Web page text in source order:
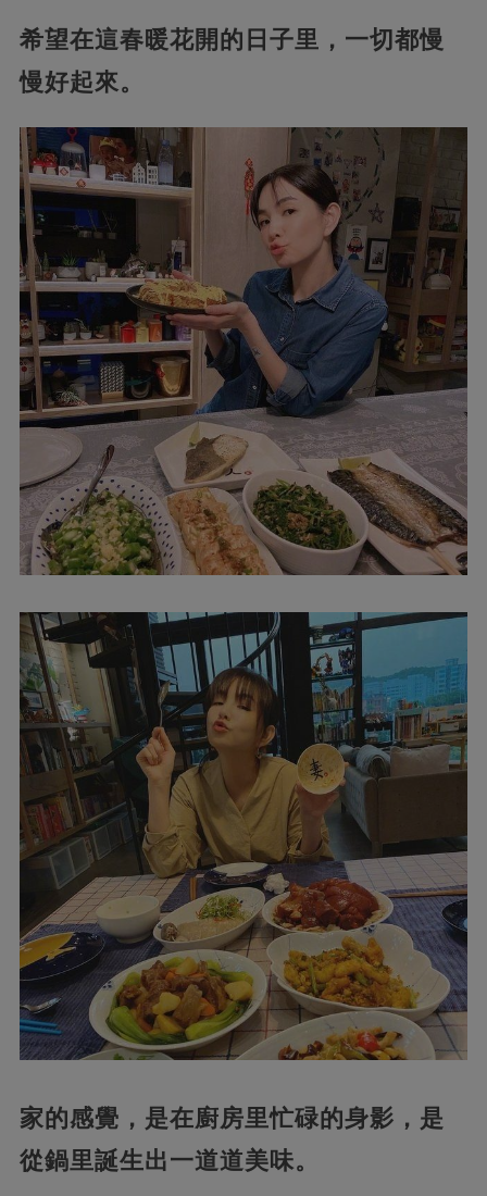
希望在這春暖花開的日子里，一切都慢
慢好起來。
家的感覺，是在廚房里忙碌的身影，是
從鍋里誕生出一道道美味。